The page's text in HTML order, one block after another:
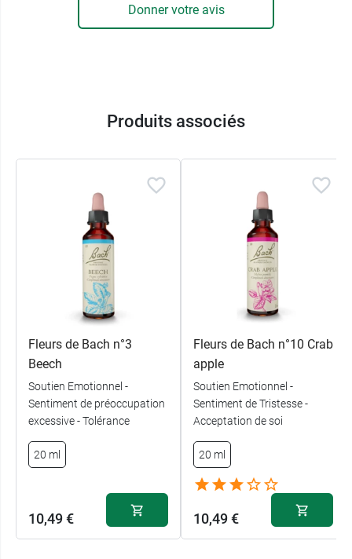
Donner votre avis
Produits associés
Fleurs de Bach n°3
Beech
Soutien Emotionnel -
Sentiment de préoccupation
excessive - Tolérance
20 ml
10,49 €
Fleurs de Bach n°10 Crab
apple
Soutien Emotionnel -
Sentiment de Tristesse -
Acceptation de soi
20 ml
10,49 €